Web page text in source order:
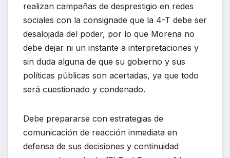
realizan campañas de desprestigio en redes
sociales con la consignade que la 4-T debe ser
desalojada del poder, por lo que Morena no
debe dejar ni un instante a interpretaciones y
sin duda alguna de que su gobierno y sus
políticas públicas son acertadas, ya que todo
será cuestionado y condenado.
Debe prepararse con estrategias de
comunicación de reacción inmediata en
defensa de sus decisiones y continuidad